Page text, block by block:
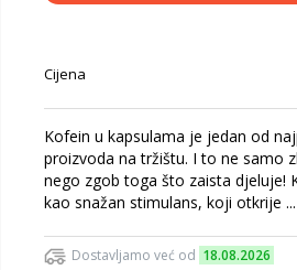
Cijena
Kofein u kapsulama je jedan od
proizvoda na tržištu. I to ne samo
nego zgob toga što zaista djeluje!
kao snažan stimulans, koji otkrije ...
Dostavljamo već od 18.08.2026